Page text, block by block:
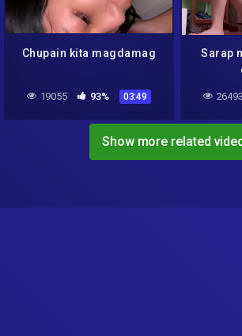
Chupain kita magdamag
19055 93% 03:49
Sarap
26493
Show more related